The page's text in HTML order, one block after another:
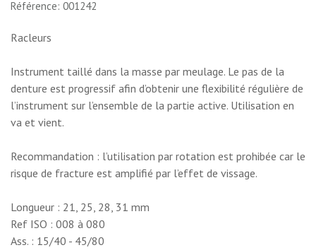
Référence: 001242
Racleurs
Instrument taillé dans la masse par meulage. Le pas de la
denture est progressif afin d’obtenir une flexibilité régulière de
l’instrument sur l’ensemble de la partie active. Utilisation en
va et vient.
Recommandation : l’utilisation par rotation est prohibée car le
risque de fracture est amplifié par l’effet de vissage.
Longueur : 21, 25, 28, 31 mm
Ref ISO : 008 à 080
Ass. : 15/40 - 45/80
25MM ISO
6
28MM ISO 30,
JEU DE 6
28MM ISO 25,
JEU DE 6
28MM ISO 20,
JEU DE 6